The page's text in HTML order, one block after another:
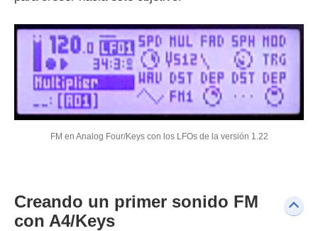
FM en Analog Four/Keys con los LFOs de la versión 1.22
Creando un primer sonido FM
con A4/Keys